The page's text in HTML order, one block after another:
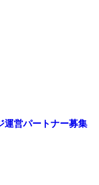
運営パートナー募集